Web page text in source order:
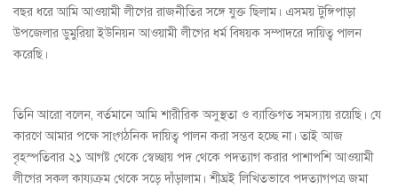
বছর ধরে আমি আওয়ামী লীগের রাজনীতির সঙ্গে যুক্ত ছিলাম। এসময় টুঙ্গিপাড়া
উপজেলার ডুমুরিয়া ইউনিয়ন আওয়ামী লীগের ধর্ম বিষয়ক সম্পাদরে দায়িত্ব পালন
করেছি।
তিনি আরো বলেন, বর্তমানে আমি শারীরিক অসুস্থতা ও ব্যাক্তিগত সমস্যায় রয়েছি। যে
কারণে আমার পক্ষে সাংগঠনিক দায়িত্ব পালন করা সম্ভব হচ্ছে না। তাই আজ
বৃহস্পতিবার ২১ আগষ্ট থেকে স্বেচ্ছায় পদ থেকে পদত্যাগ করার পাশাপশি আওয়ামী
লীগের সকল কায্যক্রম থেকে সড়ে দাঁড়ালাম। শীঘ্রই লিখিতভাবে পদত্যাগপত্র জমা